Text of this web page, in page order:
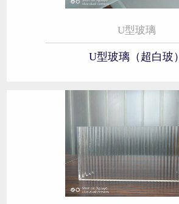
U型玻璃
U型玻璃（超白玻）